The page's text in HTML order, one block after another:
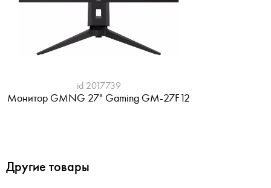
id 2017739
Монитор GMNG 27" Gaming GM-27F12
Другие товары